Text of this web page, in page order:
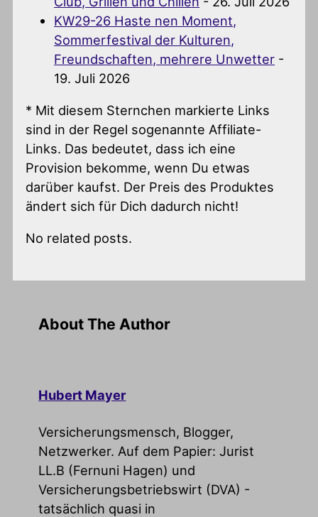
KW29-26 Haste nen Moment,
Sommerfestival der Kulturen,
Freundschaften, mehrere Unwetter -
19. Juli 2026
* Mit diesem Sternchen markierte Links
sind in der Regel sogenannte Affiliate-
Links. Das bedeutet, dass ich eine
Provision bekomme, wenn Du etwas
darüber kaufst. Der Preis des Produktes
ändert sich für Dich dadurch nicht!
No related posts.
About The Author
Hubert Mayer
Versicherungsmensch, Blogger,
Netzwerker. Auf dem Papier: Jurist
LL.B (Fernuni Hagen) und
Versicherungsbetriebswirt (DVA) -
tatsächlich quasi in